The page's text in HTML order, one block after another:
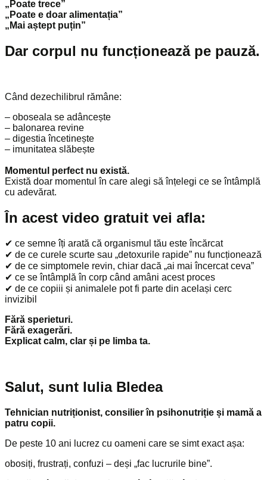
„Poate trece”
„Poate e doar alimentația”
„Mai aștept puțin”
Dar corpul nu funcționează pe pauză.
Când dezechilibrul rămâne:
– oboseala se adâncește
– balonarea revine
– digestia încetinește
– imunitatea slăbește
Momentul perfect nu există.
Există doar momentul în care alegi să înțelegi ce se întâmplă
cu adevărat.
În acest video gratuit vei afla:
✔ ce semne îți arată că organismul tău este încărcat
✔ de ce curele scurte sau „detoxurile rapide” nu funcționează
✔ de ce simptomele revin, chiar dacă „ai mai încercat ceva”
✔ ce se întâmplă în corp când amâni acest proces
✔ de ce copiii și animalele pot fi parte din același cerc
invizibil
Fără sperieturi.
Fără exagerări.
Explicat calm, clar și pe limba ta.
Salut, sunt Iulia Bledea
Tehnician nutriționist, consilier în psihonutriție și mamă a
patru copii.
De peste 10 ani lucrez cu oameni care se simt exact așa:
obosiți, frustrați, confuzi – deși „fac lucrurile bine”.